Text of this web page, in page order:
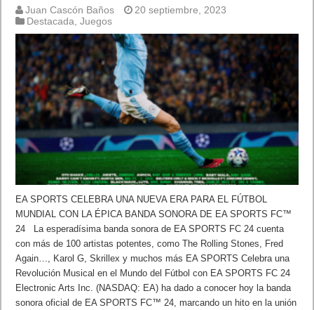
Juan Cascón Baños
20 septiembre, 2023
Destacada,Juegos
EA SPORTS CELEBRA UNA NUEVA ERA PARA EL FÚTBOL
MUNDIAL CON LA ÉPICA BANDA SONORA DE EA SPORTS FC™
24 La esperadísima banda sonora de EA SPORTS FC 24 cuenta
con más de 100 artistas potentes, como The Rolling Stones, Fred
Again…, Karol G, Skrillex y muchos más EA SPORTS Celebra una
Revolución Musical en el Mundo del Fútbol con EA SPORTS FC 24
Electronic Arts Inc. (NASDAQ: EA) ha dado a conocer hoy la banda
sonora oficial de EA SPORTS FC™ 24, marcando un hito en la unión